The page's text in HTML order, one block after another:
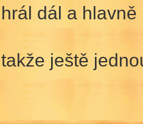
hrál dál a
takže ještě